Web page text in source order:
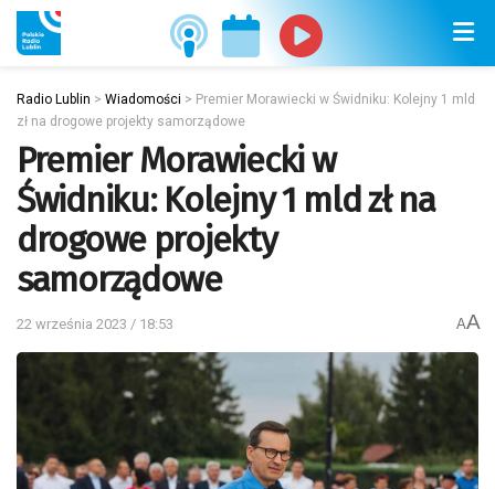
Radio Lublin > Wiadomości > Premier Morawiecki w Świdniku: Kolejny 1 mld
zł na drogowe projekty samorządowe
Premier Morawiecki w
Świdniku: Kolejny 1 mld zł na
drogowe projekty
samorządowe
22 września 2023 / 18:53 AA